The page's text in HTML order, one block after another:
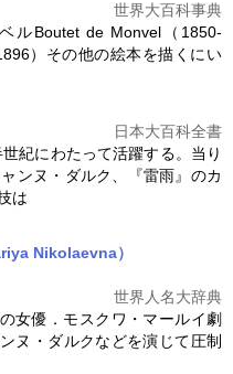
世界大百科事典
ルBoutet de Monvel（1850-
）その他の絵本を描くにい
日本大百科全書
紀にわたって活躍する。当り
ンヌ・ダルク、『雷雨』のカ
は
Nikolaevna）
世界人名大辞典
女優．モスクワ・マールイ劇
ヌ・ダルクなどを演じて圧制